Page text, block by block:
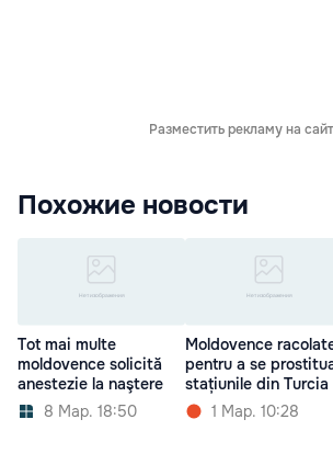
Разместить рекламу на
Похожие новости
Tot mai multe
moldovence solicită
anestezie la naştere
8 Мар. 18:50
Moldovence
pentru a se
stațiunile din Turcia
1 Мар. 10:28